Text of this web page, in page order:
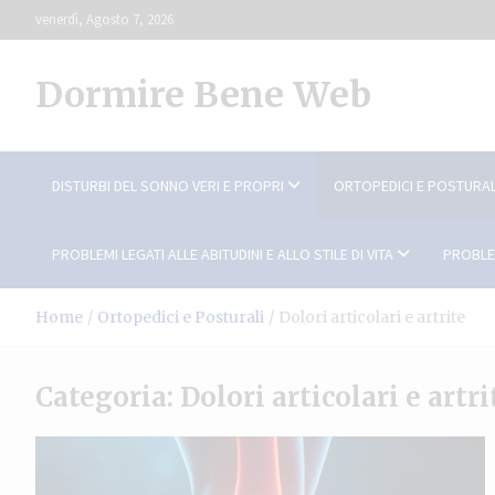
to
venerdì, Agosto 7, 2026
Dormire Bene Web
DISTURBI DEL SONNO VERI E PROPRI ORTOPEDICI E
PROBLEMI LEGATI ALLE ABITUDINI E ALLO STILE DI VITA
Home Ortopedici e Posturali Dolori articolari e artrite
Categoria: Dolori articolari e